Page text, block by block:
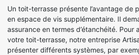
Un toit-terrasse présente l’avantage de
en espace de vis supplémentaire. Il
assurance en termes d’étanchéité. Pour
votre toit-terrasse, notre entreprise
présenter différents systèmes, par